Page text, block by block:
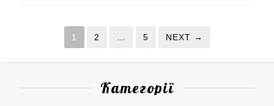
1 2 … 5 NEXT →
Категорії